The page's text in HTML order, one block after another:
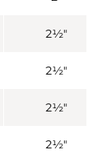
2½"
2½"
2½"
2½"